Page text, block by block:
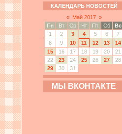
КАЛЕНДАРЬ НОВОСТЕЙ
«
Май 2017 »
Пн
Вт Ср Чт Пт Сб
Вс
1
2 3 4 5 6
7
8
9 10 11 12 13
14
15
16 17 18 19 20
21
22
23 24 25 26 27
28
29
30 31
МЫ ВКОНТАКТЕ